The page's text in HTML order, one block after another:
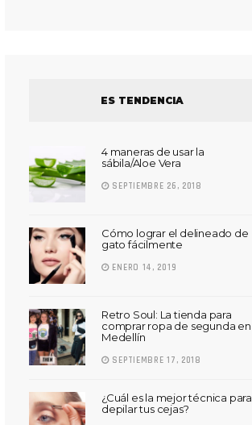
ES TENDENCIA
4 maneras de usar la
sábila/Aloe Vera
SEPTIEMBRE 26, 2018
Cómo lograr el delineado de
gato fácilmente
ENERO 14, 2019
Retro Soul: La tienda para
comprar ropa de segunda en
Medellín
SEPTIEMBRE 17, 2018
¿Cuál es la mejor técnica para
depilar tus cejas?